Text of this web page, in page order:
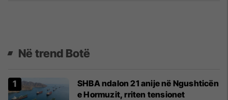
Në trend Botë
SHBA ndalon 21 anije në Ngushticën
e Hormuzit, rriten tensionet